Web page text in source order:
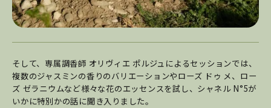
そして、専属調香師 オリヴィエ ポルジュによるセッションでは、
複数のジャスミンの香りのバリエーションやローズ ドゥ メ、ロー
ズ ゼラニウムなど様々な花のエッセンスを試し、シャネル N°5が
いかに特別かの話に聞き入りました。